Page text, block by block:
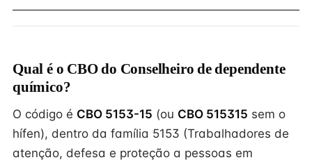
Qual é o CBO do Conselheiro de dependente
químico?
O código é CBO 5153-15 (ou CBO 515315 sem o
hífen), dentro da família 5153 (Trabalhadores de
atenção, defesa e proteção a pessoas em